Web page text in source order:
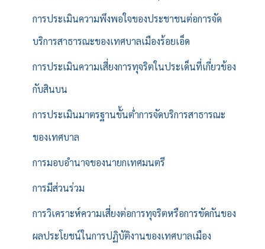
การประเมินความพึงพอใจของประชาชนต่อการจัด
บริการสาธารณะของเทศบาลเมืองร้อยเอ็ด
การประเมินความเสี่ยงการทุจริตในประเด็นที่เกี่ยวข้อง
กับสินบน
การประเมินมาตรฐานขั้นต่ำการจัดบริการสาธารณะ
ของเทศบาล
การมอบอำนาจของนายกเทศมนตรี
การมีส่วนร่วม
การวิเคราะห์ความเสี่ยงต่อการทุจริตหรือการขัดกันของ
ผลประโยชน์ในการปฏิบัติงานของเทศบาลเมือง